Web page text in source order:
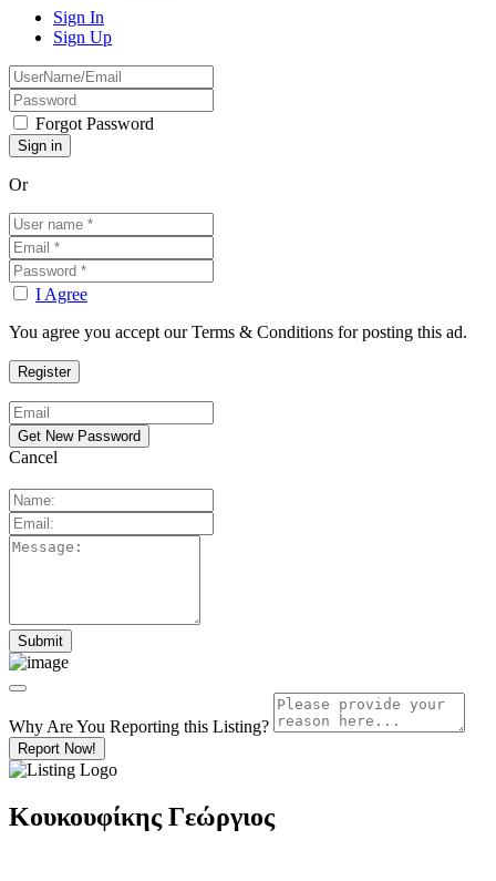
Sign In
Sign Up
Forgot Password
Or
I Agree
You agree you accept our Terms & Conditions for posting this ad.
Cancel
Why Are You Reporting this Listing?
Report Now!
Κουκουφίκης Γεώργιος